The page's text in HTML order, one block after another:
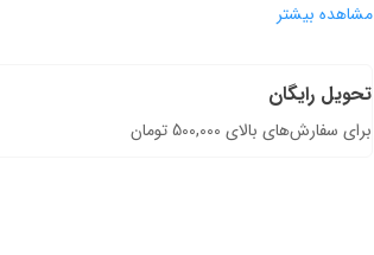
مشاهده بیشتر
تحویل رایگان
برای سفارش‌های بالای 500,000 تومان